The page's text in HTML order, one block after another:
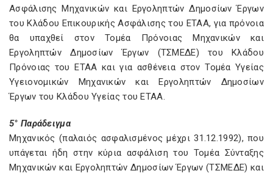
Ασφάλισης Μηχανικών και Εργοληπτών Δημοσίων Έργων
του Κλάδου Επικουρικής Ασφάλισης του ΕΤΑΑ, για πρόνοια
θα υπαχθεί στον Τομέα Πρόνοιας Μηχανικών και
Εργοληπτών Δημοσίων Έργων (ΤΣΜΕΔΕ) του Κλάδου
Πρόνοιας του ΕΤΑΑ και για ασθένεια στον Τομέα Υγείας
Υγειονομικών Μηχανικών και Εργοληπτών Δημοσίων
Έργων του Κλάδου Υγείας του ΕΤΑΑ.
5° Παράδειγμα
Μηχανικός (παλαιός ασφαλισμένος μέχρι 31.12.1992), που
υπάγεται ήδη στην κύρια ασφάλιση του Τομέα Σύνταξης
Μηχανικών και Εργοληπτών Δημοσίων Έργων (ΤΣΜΕΔΕ) και